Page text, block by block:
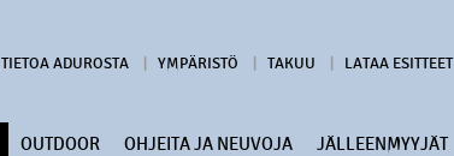
TIETOA ADUROSTA YMPÄRISTÖ TAKUU LATAA ESITTEET
OUTDOOR OHJEITA JA NEUVOJA JÄLLEENMYYJÄT